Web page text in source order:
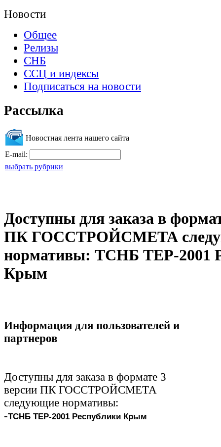
Новости
Общее
Релизы
СНБ
ССЦ и индексы
Подписаться на новости
Рассылка
Новостная лента нашего сайта
E-mail:
выбрать рубрики
Доступны для заказа в
ПК ГОССТРОЙСМЕТА
нормативы: ТСНБ ТЕР-2001
Крым
Информация для пользователей и
партнеров
Доступны для заказа в формате 3
версии ПК ГОССТРОЙСМЕТА
следующие нормативы:
-ТСНБ ТЕР-2001 Республики Крым